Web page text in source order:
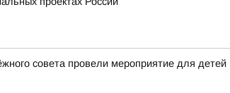
совета провели мероприятие для детей